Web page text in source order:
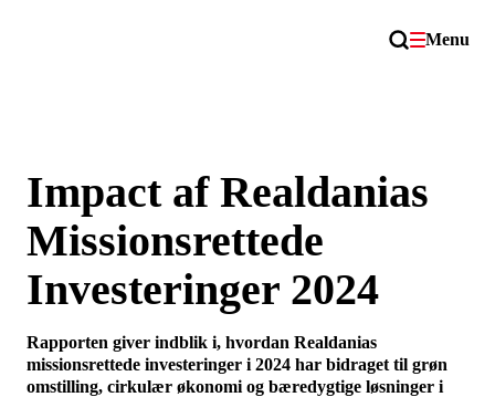
Menu
Impact af Realdanias
Missionsrettede
Investeringer 2024
Rapporten giver indblik i, hvordan Realdanias
missionsrettede investeringer i 2024 har bidraget til grøn
omstilling, cirkulær økonomi og bæredygtige løsninger i